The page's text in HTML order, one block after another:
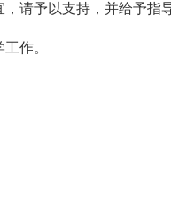
请予以支持，并给予指
作。